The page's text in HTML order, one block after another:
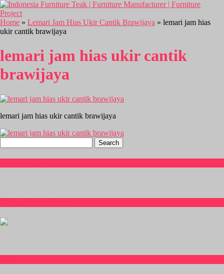
Home » Lemari Jam Hias Ukir Cantik Brawijaya » lemari jam hias
ukir cantik brawijaya
lemari jam hias ukir cantik
brawijaya
lemari jam hias ukir cantik brawijaya
for: